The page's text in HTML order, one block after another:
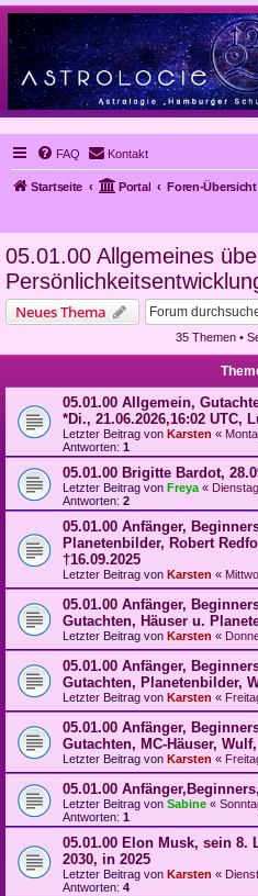
FAQ Kontakt
Startseite Portal Foren-Übersicht
05.01.00 Allgemeines
Neues Thema
35 Themen •
05.01.00 Allgemein,
*Di., 21.06.2026,16:02 UTC,
Letzter Beitrag von Karsten «
Antworten: 1
05.01.00 Brigitte Bardot,
Letzter Beitrag von Freya «
Antworten: 2
05.01.00 Anfänger,
Planetenbilder, Robert
†16.09.2025
Letzter Beitrag von Karsten «
05.01.00 Anfänger,
Gutachten, Häuser u.
Letzter Beitrag von Karsten «
05.01.00 Anfänger,
Gutachten, Planetenbilder,
Letzter Beitrag von Karsten «
05.01.00 Anfänger,
Gutachten, MC-Häuser,
Letzter Beitrag von Karsten «
05.01.00
Letzter Beitrag von Sabine «
Antworten: 1
05.01.00 Elon Musk, sein 8.
2030, in 2025
Letzter Beitrag von Karsten «
Antworten: 4